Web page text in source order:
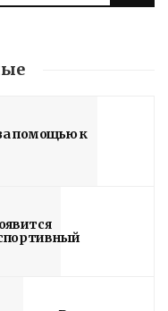
помощью к